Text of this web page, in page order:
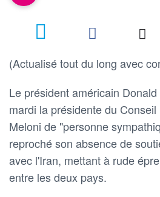
(Actualisé tout du long avec
Le président américain
mardi la présidente du
Meloni de "personne
reproché son absence de
avec l'Iran, mettant à rude
entre les deux pays.